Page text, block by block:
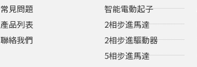
常見問題
產品列表
聯絡我們
智能電動起子
2相步進馬達
2相步進驅動器
5相步進馬達